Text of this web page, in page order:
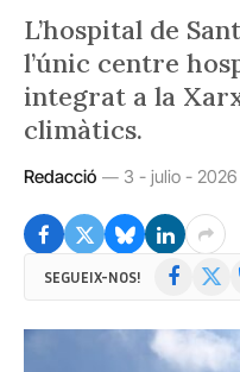
L’hospital de
l’únic centre
integrat a la
climàtics.
Redacció 3 - julio - 2026
SEGUEIX-NOS! Facebook